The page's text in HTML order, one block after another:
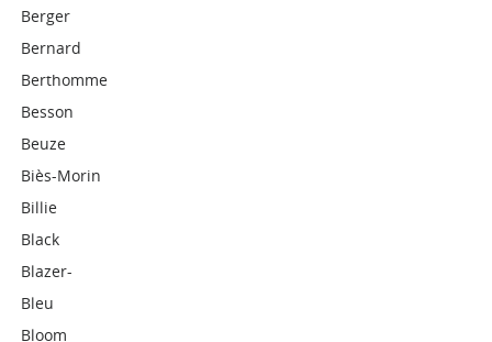
Berger
Bernard
Berthomme
Besson
Beuze
Biès-Morin
Billie
Black
Blazer-
Bleu
Bloom